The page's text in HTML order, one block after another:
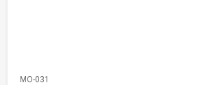
МО-031